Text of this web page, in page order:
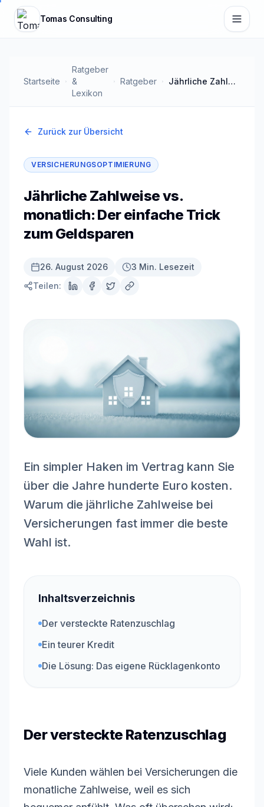
Zum Hauptinhalt springen
Tomas Consulting
Startseite
Ratgeber
&
Lexikon
Ratgeber Jährliche Zahlweise vs. monatlich: Der einfache Trick zum Geldsparen
Zurück zur Übersicht
VERSICHERUNGSOPTIMIERUNG
Jährliche Zahlweise vs.
monatlich: Der einfache Trick
zum Geldsparen
26. August 2026
3 Min. Lesezeit
Teilen:
Ein simpler Haken im Vertrag kann Sie
über die Jahre hunderte Euro kosten.
Warum die jährliche Zahlweise bei
Versicherungen fast immer die beste
Wahl ist.
Inhaltsverzeichnis
Der versteckte Ratenzuschlag
Ein teurer Kredit
Die Lösung: Das eigene Rücklagenkonto
Der versteckte Ratenzuschlag
Viele Kunden wählen bei Versicherungen die
monatliche Zahlweise, weil es sich